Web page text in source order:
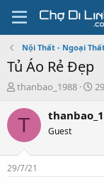
Nội Thất - Ngoại
Tủ Áo Rẻ Đẹp
T
r
a
s
t
thanbao_1988
N
à
y
T Guest
29/7/21